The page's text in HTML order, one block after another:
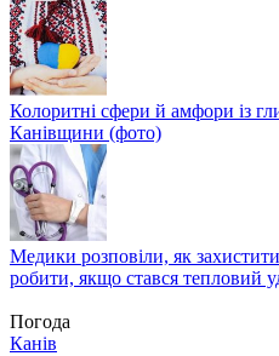
Колоритні сфери й амфори із
Канівщини (фото)
Медики розповіли, як
робити, якщо стався тепловий
Погода
Канів